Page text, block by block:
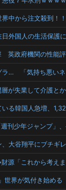
日外国人の生活保護
英政府機関の性能
源「これから考えま